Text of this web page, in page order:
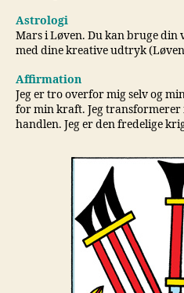
Astrologi
Mars i Løven. Du kan bruge
med dine kreative udtryk
Affirmation
Jeg er tro overfor mig selv og
for min kraft. Jeg
handlen. Jeg er den fredelige